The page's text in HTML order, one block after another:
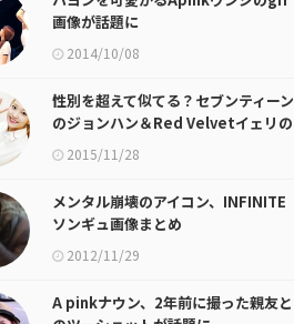
画像が話題に
2014/10/08
性別を超えて似てる？セブンティーン
のジョンハン＆Red Velvetイェリの
画像が話題に
2015/11/28
メンタル崩壊のアイコン、INFINITE
ソンギュ画像まとめ
2012/11/29
A pinkナウン、2年前に撮った親友と